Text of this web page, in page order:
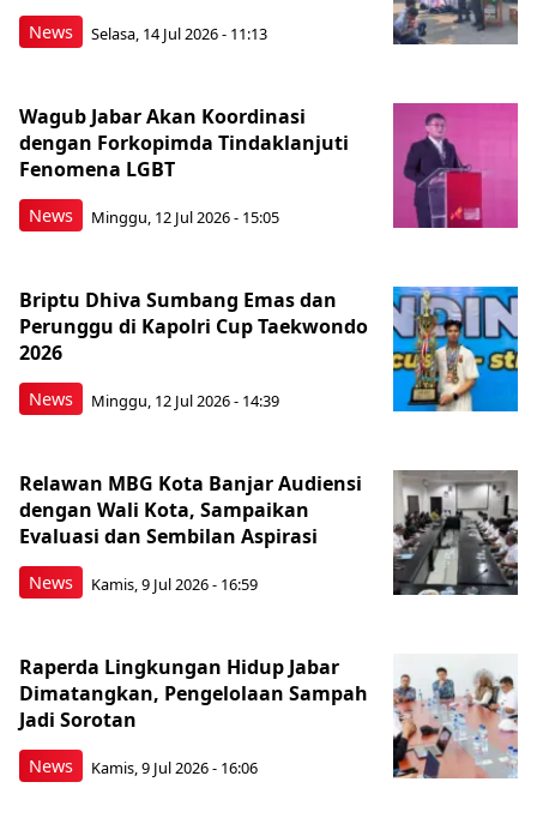
News Selasa, 14 Jul 2026 - 11:13
News
Wagub Jabar Akan Koordinasi
dengan Forkopimda Tindaklanjuti
Fenomena LGBT
Minggu, 12 Jul 2026 - 15:05
News
Briptu Dhiva Sumbang Emas dan
Perunggu di Kapolri Cup Taekwondo
2026
Minggu, 12 Jul 2026 - 14:39
News
Relawan MBG Kota Banjar Audiensi
dengan Wali Kota, Sampaikan
Evaluasi dan Sembilan Aspirasi
Kamis, 9 Jul 2026 - 16:59
News
Raperda Lingkungan Hidup Jabar
Dimatangkan, Pengelolaan Sampah
Jadi Sorotan
Kamis, 9 Jul 2026 - 16:06